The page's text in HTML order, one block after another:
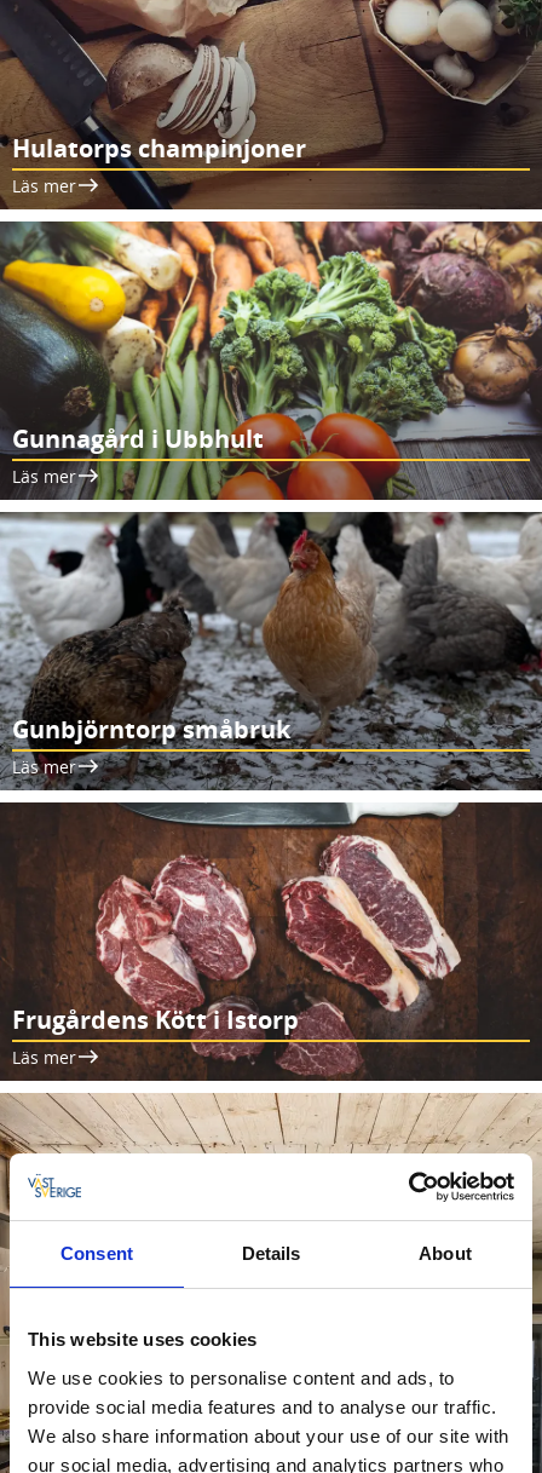
Consent Details About
This website uses cookies
We use cookies to personalise content and ads, to
provide social media features and to analyse our traffic.
We also share information about your use of our site with
our social media, advertising and analytics partners who
Hulatorps champinjoner
Läs mer
Gunnagård i Ubbhult
Läs mer
Gunbjörntorp småbruk
Läs mer
Frugårdens Kött i Istorp
Läs mer